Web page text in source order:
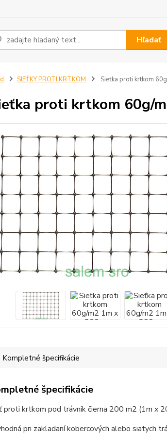
Hľadať
SIEŤKY PROTI KRTKOM Sieťka proti krtkom
proti krtkom 60g/
Kompletné špecifikácie
špecifikácie
proti krtkom pod trávnik čierna 200 m2 (1m x
pri zakladaní kobercových alebo siatych